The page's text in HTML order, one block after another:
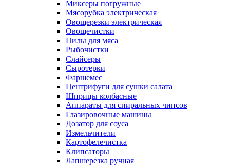
Миксеры погружные
Мясорубка электрическая
Овощерезки электрическая
Овощечистки
Пилы для мяса
Рыбочистки
Слайсеры
Сыротерки
Фаршемес
Центрифуги для сушки салата
Шприцы колбасные
Аппараты для спиральных чипсов
Глазировочные машины
Дозатор для соуса
Измельчители
Картофелечистка
Клипсаторы
Лапшерезка ручная